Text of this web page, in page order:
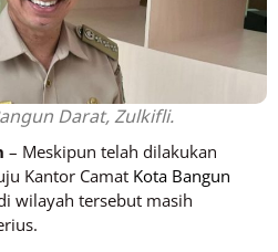
Darat, Zulkifli.
– Meskipun telah dilakukan
Kantor Camat Kota Bangun
wilayah tersebut masih